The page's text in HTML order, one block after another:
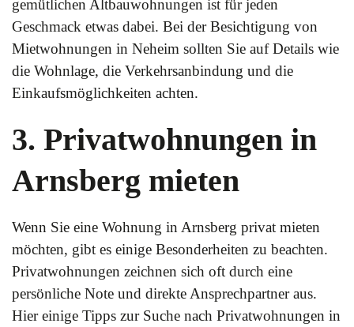
gemütlichen Altbauwohnungen ist für jeden
Geschmack etwas dabei. Bei der Besichtigung von
Mietwohnungen in Neheim sollten Sie auf Details wie
die Wohnlage, die Verkehrsanbindung und die
Einkaufsmöglichkeiten achten.
3. Privatwohnungen in
Arnsberg mieten
Wenn Sie eine Wohnung in Arnsberg privat mieten
möchten, gibt es einige Besonderheiten zu beachten.
Privatwohnungen zeichnen sich oft durch eine
persönliche Note und direkte Ansprechpartner aus.
Hier einige Tipps zur Suche nach Privatwohnungen in